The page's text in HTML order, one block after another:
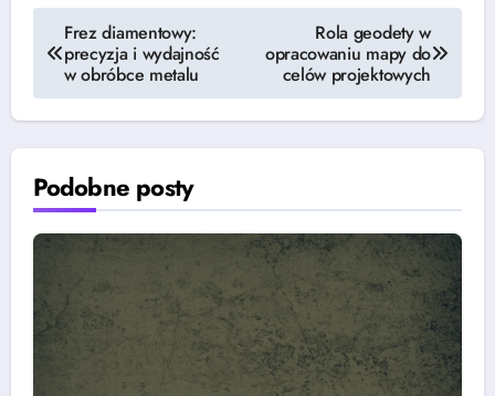
Nawigacja
wpisu
Frez diamentowy:
precyzja i wydajność
w obróbce metalu
Rola geodety w
opracowaniu mapy do
celów projektowych
Podobne posty